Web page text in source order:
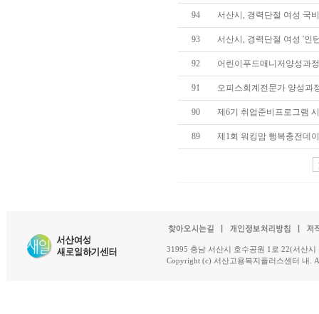
94 서산시, 경력단절 여성 국
93 서산시, 경력단절 여성 '인
92 어린이푸드매니저양성과
91 오피스회계전문가 양성과
90 제6기 취업준비프로그램
89 제1회 워킹맘 행복충전데
31995 충남 서산시 호수공원 1로 22(서산
Copyright (c) 서산고용복지플러스센터 내.